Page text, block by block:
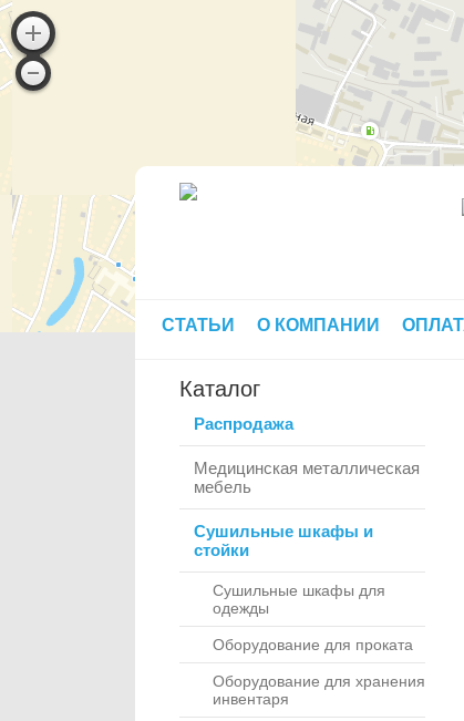
СТАТЬИ О КОМПАНИИ
Каталог
Распродажа
Медицинская металлическая
мебель
Сушильные шкафы и
стойки
Сушильные шкафы для
одежды
Оборудование для проката
Оборудование для хранения
инвентаря